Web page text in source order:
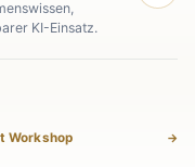
KI-Einsatz.
Workshop